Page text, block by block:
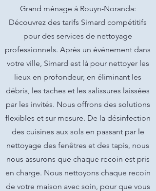
Grand ménage à Rouyn-Noranda:
Découvrez des tarifs Simard compétitifs
pour des services de nettoyage
professionnels. Après un événement dans
votre ville, Simard est là pour nettoyer les
lieux en profondeur, en éliminant les
débris, les taches et les salissures laissées
par les invités. Nous offrons des solutions
flexibles et sur mesure. De la désinfection
des cuisines aux sols en passant par le
nettoyage des fenêtres et des tapis, nous
nous assurons que chaque recoin est pris
en charge. Nous nettoyons chaque recoin
de votre maison avec soin, pour que vous